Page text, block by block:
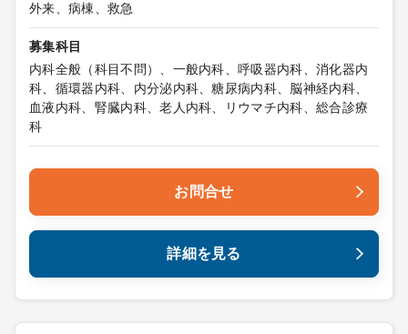
外来、病棟、救急
募集科目
内科全般（科目不問）、一般内科、呼吸器内科、消化器内
科、循環器内科、内分泌内科、糖尿病内科、脳神経内科、
血液内科、腎臓内科、老人内科、リウマチ内科、総合診療
科
お問合せ
詳細を見る